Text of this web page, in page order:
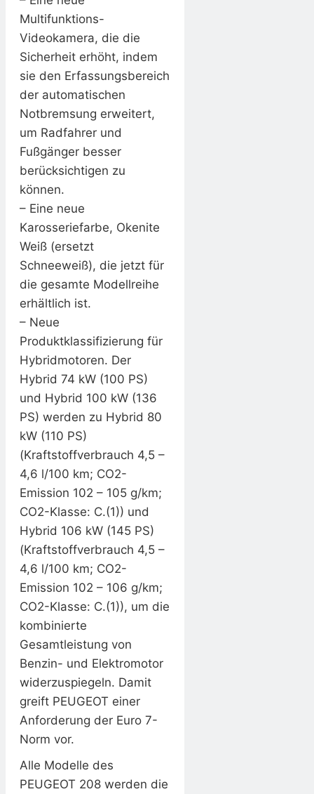
Multifunktions-
Videokamera, die die
Sicherheit erhöht, indem
sie den Erfassungsbereich
der automatischen
Notbremsung erweitert,
um Radfahrer und
Fußgänger besser
berücksichtigen zu
können.
– Eine neue
Karosseriefarbe, Okenite
Weiß (ersetzt
Schneeweiß), die jetzt für
die gesamte Modellreihe
erhältlich ist.
– Neue
Produktklassifizierung für
Hybridmotoren. Der
Hybrid 74 kW (100 PS)
und Hybrid 100 kW (136
PS) werden zu Hybrid 80
kW (110 PS)
(Kraftstoffverbrauch 4,5 –
4,6 l/100 km; CO2-
Emission 102 – 105 g/km;
CO2-Klasse: C.(1)) und
Hybrid 106 kW (145 PS)
(Kraftstoffverbrauch 4,5 –
4,6 l/100 km; CO2-
Emission 102 – 106 g/km;
CO2-Klasse: C.(1)), um die
kombinierte
Gesamtleistung von
Benzin- und Elektromotor
widerzuspiegeln. Damit
greift PEUGEOT einer
Anforderung der Euro 7-
Norm vor.
Alle Modelle des
PEUGEOT 208 werden die